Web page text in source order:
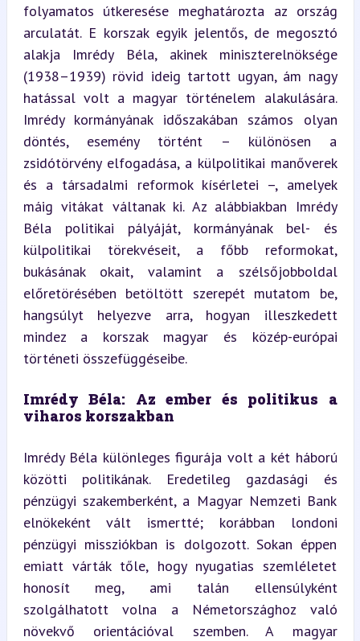
folyamatos útkeresése meghatározta az ország
arculatát. E korszak egyik jelentős, de megosztó
alakja Imrédy Béla, akinek miniszterelnöksége
(1938–1939) rövid ideig tartott ugyan, ám nagy
hatással volt a magyar történelem alakulására.
Imrédy kormányának időszakában számos olyan
döntés, esemény történt – különösen a
zsidótörvény elfogadása, a külpolitikai manőverek
és a társadalmi reformok kísérletei –, amelyek
máig vitákat váltanak ki. Az alábbiakban Imrédy
Béla politikai pályáját, kormányának bel- és
külpolitikai törekvéseit, a főbb reformokat,
bukásának okait, valamint a szélsőjobboldal
előretörésében betöltött szerepét mutatom be,
hangsúlyt helyezve arra, hogyan illeszkedett
mindez a korszak magyar és közép-európai
történeti összefüggéseibe.
Imrédy Béla: Az ember és politikus a
viharos korszakban
Imrédy Béla különleges figurája volt a két háború
közötti politikának. Eredetileg gazdasági és
pénzügyi szakemberként, a Magyar Nemzeti Bank
elnökeként vált ismertté; korábban londoni
pénzügyi missziókban is dolgozott. Sokan éppen
emiatt várták tőle, hogy nyugatias szemléletet
honosít meg, ami talán ellensúlyként
szolgálhatott volna a Németországhoz való
növekvő orientációval szemben. A magyar